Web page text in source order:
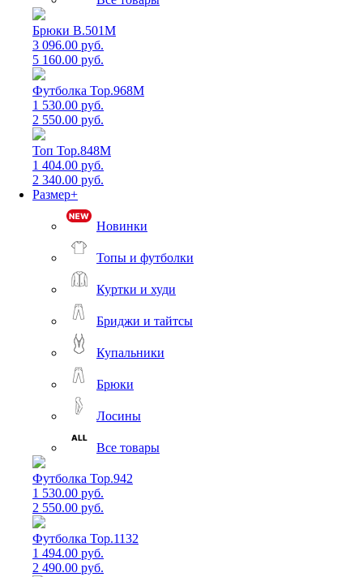
Брюки B.501M
3 096.00 руб.
5 160.00 руб.
Футболка Top.968M
1 530.00 руб.
2 550.00 руб.
Топ Top.848M
1 404.00 руб.
2 340.00 руб.
Размер+
Новинки
Топы и футболки
Куртки и худи
Бриджи и тайтсы
Купальники
Брюки
Лосины
Все товары
Футболка Top.942
1 530.00 руб.
2 550.00 руб.
Футболка Top.1132
1 494.00 руб.
2 490.00 руб.